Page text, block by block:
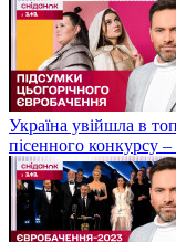
Україна увійшла в
пісенного конкурсу